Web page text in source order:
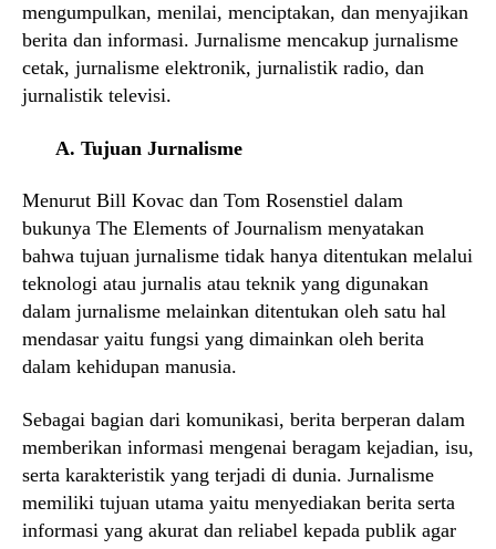
mengumpulkan, menilai, menciptakan, dan menyajikan
berita dan informasi. Jurnalisme mencakup jurnalisme
cetak, jurnalisme elektronik, jurnalistik radio, dan
jurnalistik televisi.
A. Tujuan Jurnalisme
Menurut Bill Kovac dan Tom Rosenstiel dalam
bukunya The Elements of Journalism menyatakan
bahwa tujuan jurnalisme tidak hanya ditentukan melalui
teknologi atau jurnalis atau teknik yang digunakan
dalam jurnalisme melainkan ditentukan oleh satu hal
mendasar yaitu fungsi yang dimainkan oleh berita
dalam kehidupan manusia.
Sebagai bagian dari komunikasi, berita berperan dalam
memberikan informasi mengenai beragam kejadian, isu,
serta karakteristik yang terjadi di dunia. Jurnalisme
memiliki tujuan utama yaitu menyediakan berita serta
informasi yang akurat dan reliabel kepada publik agar